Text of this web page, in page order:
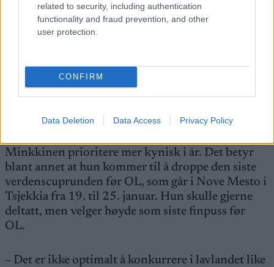
related to security, including authentication
functionality and fraud prevention, and other
user protection.
CONFIRM
Data Deletion Data Access Privacy Policy
Første del av sommeren trente Minkkinen
hjemme i Finland, men fra midten av juli har hun
vært i høyden i Mellom-Europa.
– Planen er å bli der fram til snøen kommer. Det
opplegget fungerte så bra i fjor at det ikke er noen
Minkkinen prioritere mer kynisk i år. Det betyr
blant annet at hun kommer til å droppe den siste
verdenscuprunden før OL, som går i Nove Mesto i
Tsjekkia fra 19. til 25. januar. Hun skulle gjerne
deltatt, men velger høyde som siste finpuss før
OL.
– Det er ikke optimalt å konkurrere i lavlandet like